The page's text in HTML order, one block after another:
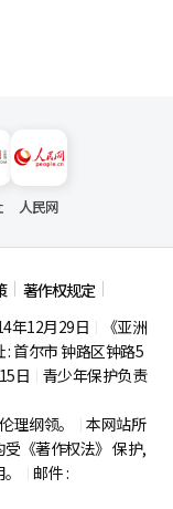
人民网
著作权规定
年12月29日
《亚洲
: 首尔市钟路区钟路5
日
青少年保护负责
理纲领。
本网站所
《著作权法》 保护,
邮件 :